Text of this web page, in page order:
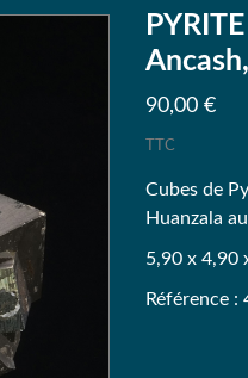
90,00 €
TTC
Cubes de
Huanzala
5,90 x 4,90
Référence :